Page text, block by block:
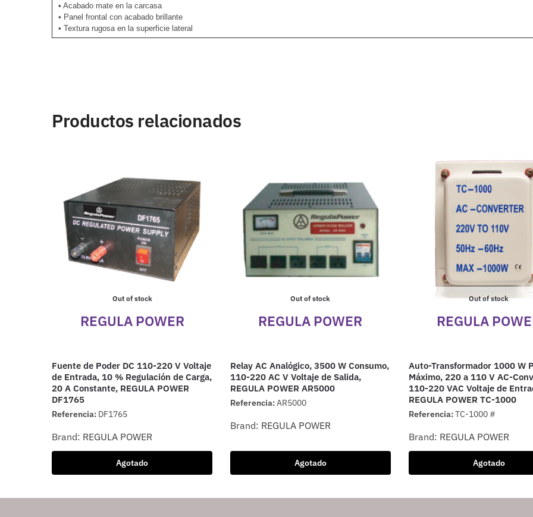
• Acabado mate en la carcasa
• Panel frontal con acabado brillante
• Textura rugosa en la superficie lateral
Productos relacionados
Out of stock
REGULA POWER
Fuente de Poder DC 110-220 V Voltaje
de Entrada, 10 % Regulación de Carga,
20 A Constante, REGULA POWER
DF1765
Referencia: DF1765
Brand: REGULA POWER
Agotado
Out of stock
REGULA POWER
Relay AC Analógico, 3500 W Consumo,
110-220 AC V Voltaje de Salida,
REGULA POWER AR5000
Referencia:AR5000
Brand: REGULA POWER
Agotado
Out of stock
REGULA
Auto-Transformador 1000 W
Máximo, 220 a 110 V AC-
110-220 VAC Voltaje de
REGULA POWER TC-1000
Referencia:TC-1000 #
Brand: REGULA POWER
Agotado